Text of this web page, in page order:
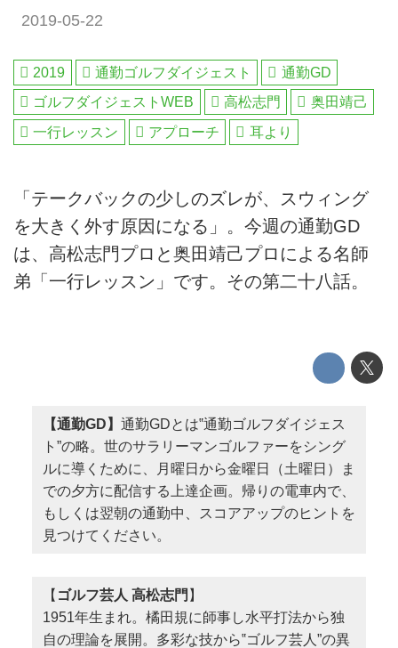
2019-05-22
2019 通勤ゴルフダイジェスト
通勤GD
ゴルフダイジェストWEB
高松志門
奥田靖己
一行レッスン
アプローチ 耳より
「テークバックの少しのズレが、スウィング
を大きく外す原因になる」。今週の通勤GD
は、高松志門プロと奥田靖己プロによる名師
弟「一行レッスン」です。その第二十八話。
【通勤GD】 通勤GDとは‟通勤ゴルフダイジェス
ト”の略。世のサラリーマンゴルファーをシング
ルに導くために、月曜日から金曜日（土曜日）ま
での夕方に配信する上達企画。帰りの電車内で、
もしくは翌朝の通勤中、スコアアップのヒントを
見つけてください。
【 ゴルフ芸人 高松志門 】
1951年生まれ。橘田規に師事し水平打法から独
自の理論を展開。多彩な技から‟ゴルフ芸人”の異